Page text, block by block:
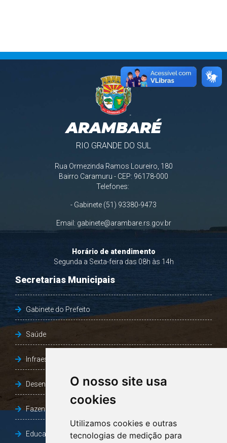
O nosso site usa
cookies
Utilizamos cookies e outras
tecnologias de medição para
ARAMBARÉ
RIO GRANDE DO SUL
Rua Ormezinda Ramos Loureiro, 180
Bairro Caramuru - CEP: 96178-000
Telefones:
- Gabinete (51) 93380-9473
Email: gabinete@arambare.rs.gov.br
Horário de atendimento
Segunda a Sexta-feira das 08h às 14h
Secretarias Municipais
Gabinete do Prefeito
Saúde
Infraestrutura, Agricultura e Meio Ambiente
Desenvolvimento Social
Fazenda e Desenvolvimento Econômico
Educação